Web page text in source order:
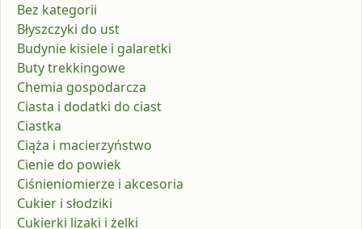
Bez kategorii
Błyszczyki do ust
Budynie kisiele i galaretki
Buty trekkingowe
Chemia gospodarcza
Ciasta i dodatki do ciast
Ciastka
Ciąża i macierzyństwo
Cienie do powiek
Ciśnieniomierze i akcesoria
Cukier i słodziki
Cukierki lizaki i żelki